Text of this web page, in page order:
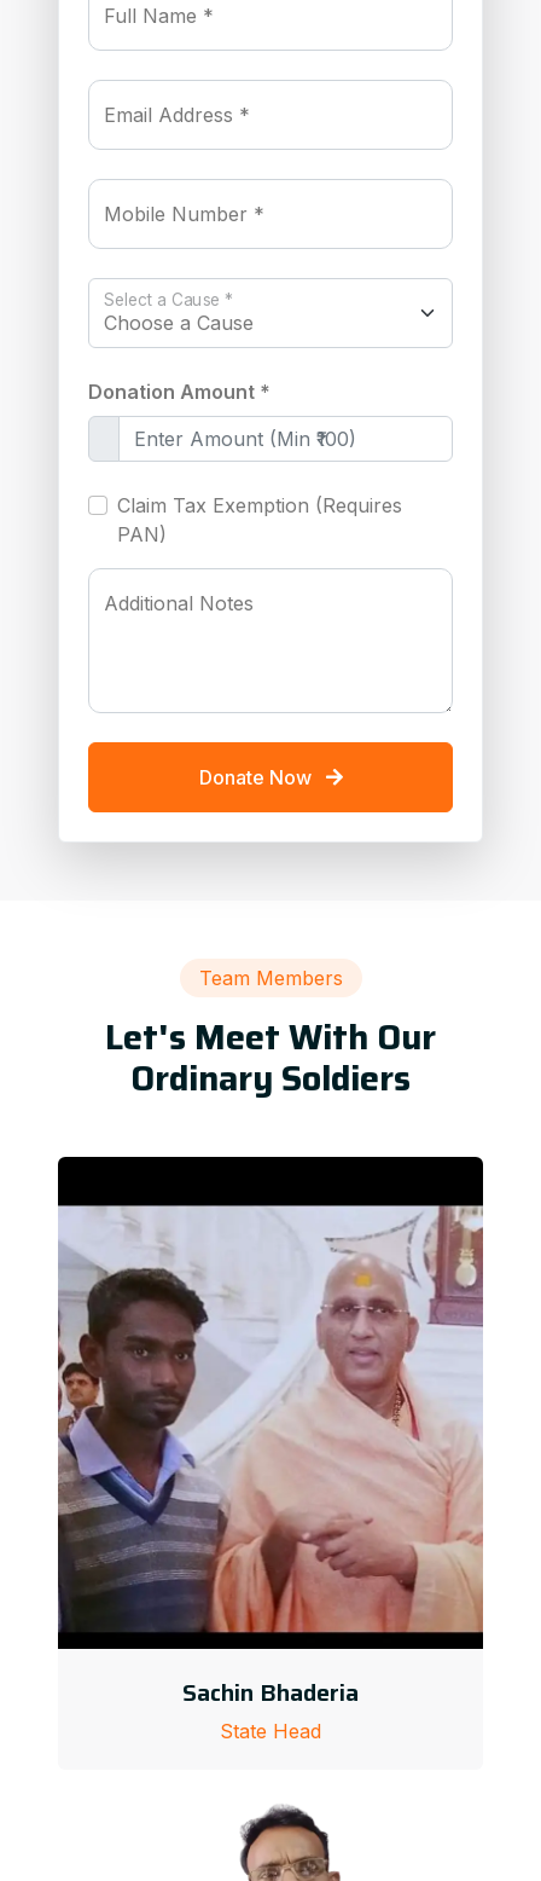
Full Name *
Email Address *
Mobile Number *
Select a Cause *
Donation Amount *
Claim Tax Exemption (Requires
PAN)
Additional Notes
Donate Now
Team Members
Let's Meet With Our
Ordinary Soldiers
Sachin Bhaderia
State Head